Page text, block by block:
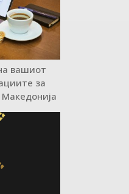
вашиот
за